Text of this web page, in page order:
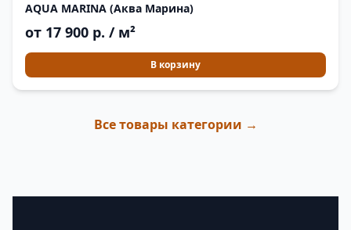
AQUA MARINA (Аква Марина)
от 17 900 р. / м²
В корзину
Все товары категории →